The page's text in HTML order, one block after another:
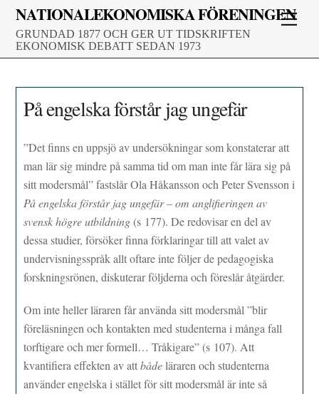
Skip
content
NATIONALEKONOMISKA FÖRENINGEN
GRUNDAD 1877 OCH GER UT TIDSKRIFTEN
EKONOMISK DEBATT SEDAN 1973
På engelska förstår jag ungefär
”Det finns en uppsjö av undersökningar som konstaterar att
man lär sig mindre på samma tid om man inte får lära sig på
sitt modersmål” fastslår Ola Håkansson och Peter Svensson i
På engelska förstår jag ungefär – om anglifieringen av
svensk högre utbildning(s 177). De redovisar en del av
dessa studier, försöker finna förklaringar till att valet av
undervisningsspråk allt oftare inte följer de pedagogiska
forskningsrönen, diskuterar följderna och föreslår åtgärder.
Om inte heller läraren får använda sitt modersmål ”blir
föreläsningen och kontakten med studenterna i många fall
torftigare och mer formell… Tråkigare” (s 107). Att
kvantifiera effekten av attbådeläraren och studenterna
använder engelska i stället för sitt modersmål är inte så